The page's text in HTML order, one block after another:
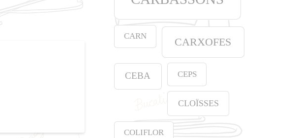
CARN CARXOFES
CEBA CEPS
CLOÏSSES
COLIFLOR